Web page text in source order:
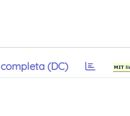
(DC)